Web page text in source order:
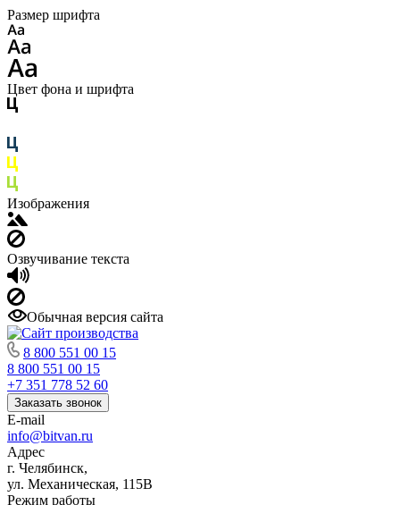
Размер шрифта
Цвет фона и шрифта
Изображения
Озвучивание текста
Обычная версия сайта
8 800 551 00 15
8 800 551 00 15
+7 351 778 52 60
Заказать звонок
E-mail
info@bitvan.ru
Адрес
г. Челябинск,
ул. Механическая, 115В
Режим работы